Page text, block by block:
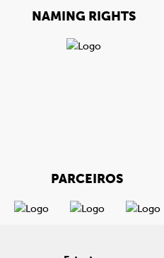
NAMING RIGHTS
PARCEIROS